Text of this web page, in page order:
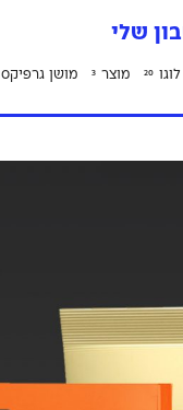
שלי
לוגו 20 מוצר 3 מושן גרפיקס